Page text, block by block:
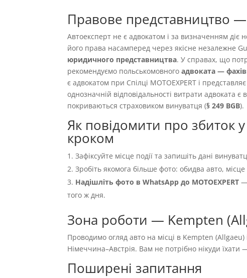
Правове представництво
Автоексперт не є адвокатом і за визначенням діє
його права насамперед через якісне незалежне
юридичного представництва. У справах, що
рекомендуємо польськомовногоадвоката —
є адвокатом при Спілці MOTOEXPERT і
однозначній відповідальності витрати адвоката
покриваються страховиком винуватця (§ 249 BGB).
Як повідомити про збиток
кроком
Зафіксуйте місце події та запишіть дані
Зробіть якомога більше фото: обидва авто,
Надішліть фото в WhatsApp до MOTOEXPERT —
того ж дня.
Зона роботи — Kempten
Проводимо огляд авто на місці в Kempten (Allgaeu)
Німеччина–Австрія. Вам не потрібно нікуди їхати
Поширені запитання